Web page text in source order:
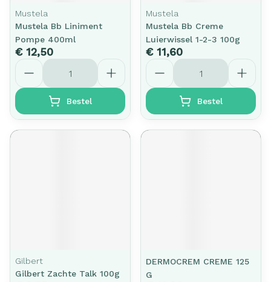
Mustela
Mustela Bb Liniment
Pompe 400ml
€ 12,50
Aantal
Bestel
Mustela
Mustela Bb Creme
Luierwissel 1-2-3 100g
€ 11,60
Aantal
Bestel
Gilbert
Gilbert Zachte Talk 100g
DERMOCREM CREME 125
G